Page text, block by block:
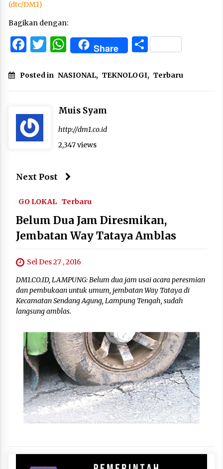
(dtc/DM1)
Bagikan dengan:
Facebook
Twitter
WhatsApp
Share Share
Posted in NASIONAL, TEKNOLOGI, Terbaru
Muis Syam
http://dm1.co.id
2,347 views
Next Post
GO LOKAL Terbaru
Belum Dua Jam Diresmikan,
Jembatan Way Tataya Amblas
Sel Des 27 , 2016
DM1.CO.ID, LAMPUNG: Belum dua jam usai acara peresmian
dan pembukaan untuk umum, jembatan Way Tataya di
Kecamatan Sendang Agung, Lampung Tengah, sudah
langsung amblas.